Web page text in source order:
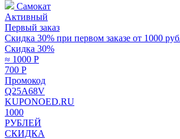
Самокат
Активный
Первый заказ
Скидка 30% при первом заказе от 1000
Скидка 30%
≈ 1000 Р
700 Р
Промокод
Q25A68V
KUPONOED.RU
1000
РУБЛЕЙ
СКИДКА